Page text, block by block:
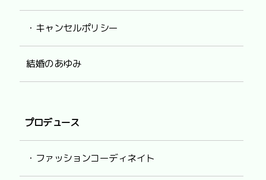
・キャンセルポリシー
結婚のあゆみ
プロデュース
・ファッションコーディネイト